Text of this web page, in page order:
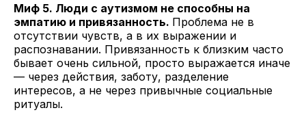
Миф 5. Люди с аутизмом не способны на
эмпатию и привязанность. Проблема не в
отсутствии чувств, а в их выражении и
распознавании. Привязанность к близким часто
бывает очень сильной, просто выражается иначе
— через действия, заботу, разделение
интересов, а не через привычные социальные
ритуалы.